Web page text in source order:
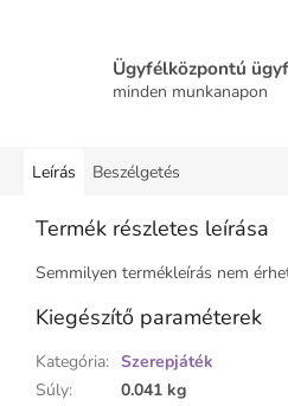
Ügyfélközpontú
minden munkanapon
Leírás Beszélgetés
Termék részletes leírása
Semmilyen termékleírás nem
Kiegészítő paraméterek
Kategória: Szerepjáték
Súly: 0.041 kg